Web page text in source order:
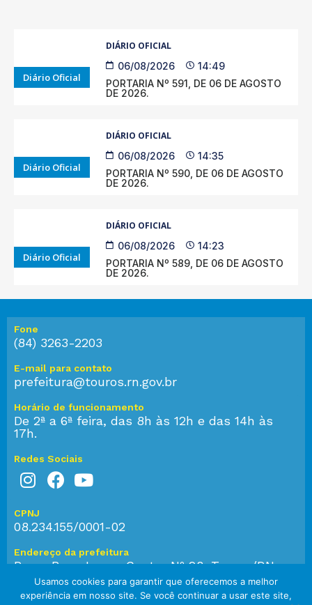
Diário Oficial
DIÁRIO OFICIAL
06/08/2026
14:49
PORTARIA Nº 591, DE 06 DE AGOSTO
DE 2026.
Diário Oficial
DIÁRIO OFICIAL
06/08/2026
14:35
PORTARIA Nº 590, DE 06 DE AGOSTO
DE 2026.
Diário Oficial
DIÁRIO OFICIAL
06/08/2026
14:23
PORTARIA Nº 589, DE 06 DE AGOSTO
DE 2026.
Fone
(84) 3263-2203
E-mail para contato
prefeitura@touros.rn.gov.br
Horário de funcionamento
De 2ª a 6ª feira, das 8h às 12h e das 14h às
17h.
Redes Sociais
CPNJ
08.234.155/0001-02
Endereço da prefeitura
Praça Bom Jesus, Centro Nº 28, Touros/RN,
CEP: 59.584-000
Usamos cookies para garantir que oferecemos a melhor
experiência em nosso site. Se você continuar a usar este site,